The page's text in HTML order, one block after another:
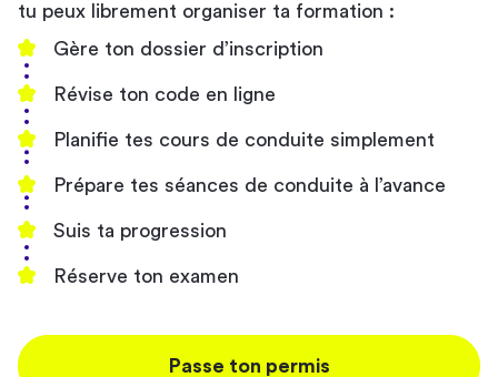
tu peux librement organiser ta formation :
Gère ton dossier d’inscription
Révise ton code en ligne
Planifie tes cours de conduite simplement
Prépare tes séances de conduite à l’avance
Suis ta progression
Réserve ton examen
Passe ton permis